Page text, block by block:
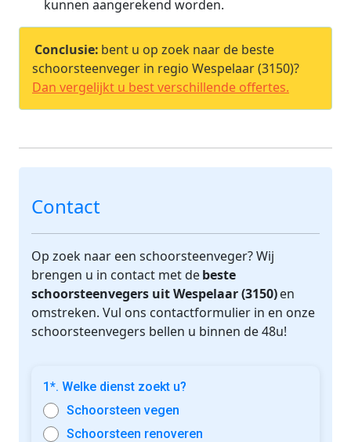
kunnen aangerekend worden.
Conclusie: bent u op zoek naar de beste
schoorsteenveger in regio Wespelaar (3150)?
Dan vergelijkt u best verschillende offertes.
Contact
Op zoek naar een schoorsteenveger? Wij
brengen u in contact met debeste
schoorsteenvegers uit Wespelaar (3150)en
omstreken. Vul ons contactformulier in en onze
schoorsteenvegers bellen u binnen de 48u!
1*. Welke dienst zoekt u?
Schoorsteen vegen
Schoorsteen renoveren